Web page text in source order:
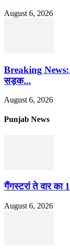
August 6, 2026
Breaking
सड़क...
August 6, 2026
Punjab News
गैंगस्टरां ते वार का
August 6, 2026